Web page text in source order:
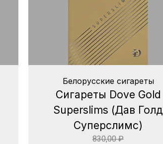
Белорусские сигареты
Сигареты Dove Gold
Superslims (Дав Голд
Суперслимс)
830,00₽